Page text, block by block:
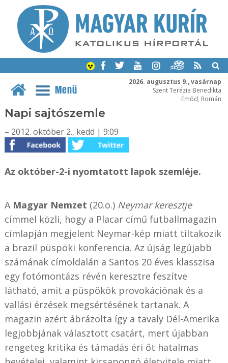
2026. augusztus 9., vasárnap
Szent Terézia Benedikta
Emõd, Román
Menü
Napi sajtószemle
– 2012. október 2., kedd | 9:09
Az október-2-i nyomtatott lapok szemléje.
A Magyar Nemzet (20.o.) Neymar keresztje
címmel közli, hogy a Placar című futballmagazin
címlapján megjelent Neymar-kép miatt tiltakozik
a brazil püspöki konferencia. Az újság legújabb
számának címoldalán a Santos 20 éves klasszisa
egy fotómontázs révén keresztre feszítve
látható, amit a püspökök provokációnak és a
vallási érzések megsértésének tartanak. A
magazin azért ábrázolta így a tavaly Dél-Amerika
legjobbjának választott csatárt, mert újabban
rengeteg kritika és támadás éri őt hatalmas